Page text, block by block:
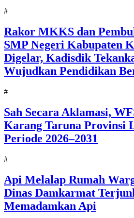
#
Rakor MKKS dan
SMP Negeri Kabupaten
Digelar, Kadisdik
Wujudkan Pendidikan
#
Sah Secara Aklamasi,
Karang Taruna Provinsi
Periode 2026–2031
#
Api Melalap Rumah
Dinas Damkarmat
Memadamkan Api